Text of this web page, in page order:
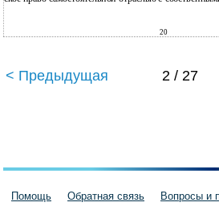
20
< Предыдущая 2 / 27
Помощь Обратная связь Вопросы и